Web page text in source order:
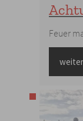
Feuer